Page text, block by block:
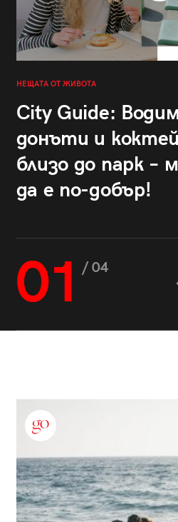
НЕЩАТА ОТ ЖИВОТА
City Guide:
донъти и
близо до парк –
да е по-добър!
01 / 04